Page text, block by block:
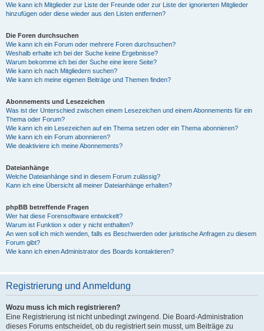
Wie kann ich Mitglieder zur Liste der Freunde oder zur Liste der ignorierten Mitglieder
hinzufügen oder diese wieder aus den Listen entfernen?
Die Foren durchsuchen
Wie kann ich ein Forum oder mehrere Foren durchsuchen?
Weshalb erhalte ich bei der Suche keine Ergebnisse?
Warum bekomme ich bei der Suche eine leere Seite?
Wie kann ich nach Mitgliedern suchen?
Wie kann ich meine eigenen Beiträge und Themen finden?
Abonnements und Lesezeichen
Was ist der Unterschied zwischen einem Lesezeichen und einem Abonnements für ein
Thema oder Forum?
Wie kann ich ein Lesezeichen auf ein Thema setzen oder ein Thema abonnieren?
Wie kann ich ein Forum abonnieren?
Wie deaktiviere ich meine Abonnements?
Dateianhänge
Welche Dateianhänge sind in diesem Forum zulässig?
Kann ich eine Übersicht all meiner Dateianhänge erhalten?
phpBB betreffende Fragen
Wer hat diese Forensoftware entwickelt?
Warum ist Funktion x oder y nicht enthalten?
An wen soll ich mich wenden, falls es Beschwerden oder juristische Anfragen zu diesem
Forum gibt?
Wie kann ich einen Administrator des Boards kontaktieren?
Registrierung und Anmeldung
Wozu muss ich mich registrieren?
Eine Registrierung ist nicht unbedingt zwingend. Die Board-Administration
dieses Forums entscheidet, ob du registriert sein musst, um Beiträge zu